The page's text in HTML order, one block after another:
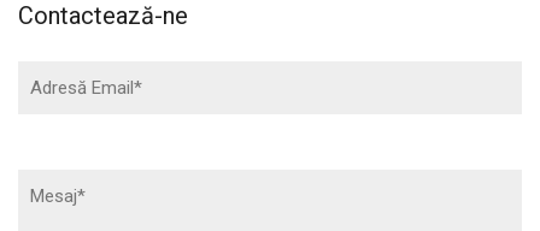
Contactează-ne